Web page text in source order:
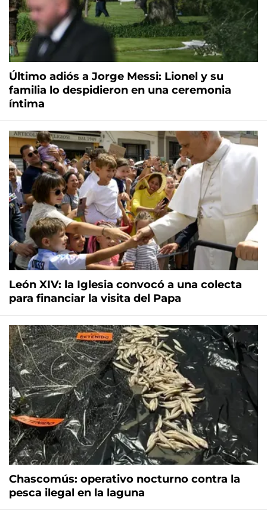
Último adiós a Jorge Messi: Lionel y su
familia lo despidieron en una ceremonia
íntima
León XIV: la Iglesia convocó a una colecta
para financiar la visita del Papa
Chascomús: operativo nocturno contra la
pesca ilegal en la laguna